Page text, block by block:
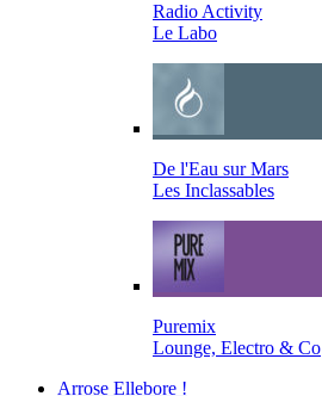
Radio Activity
Le Labo
De l'Eau sur Mars
Les Inclassables
Puremix
Lounge, Electro & Co
Arrose Ellebore !